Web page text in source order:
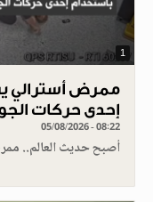
1
ممرض أسترالي
إحدى حركات
05/08/2026 - 08:22
أصبح حديث العالم..